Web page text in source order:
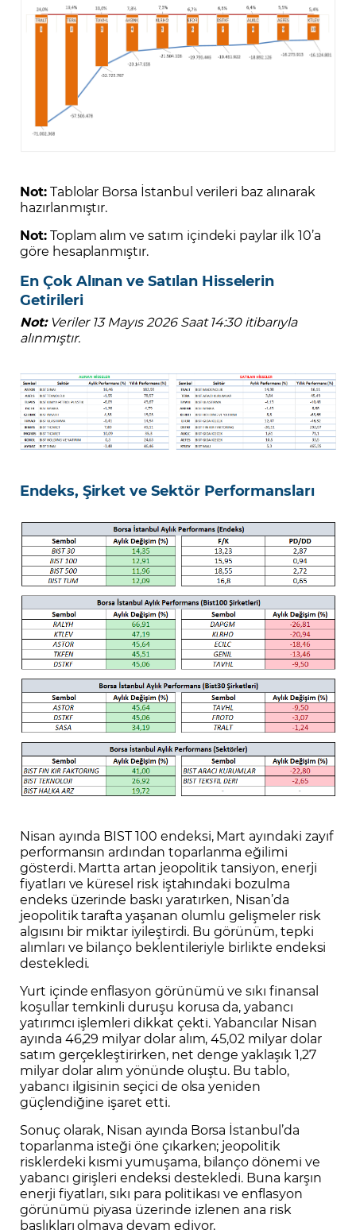
Not:Tablolar Borsa İstanbul verileri baz alınarak
hazırlanmıştır.
Not:Toplam alım ve satım içindeki paylar ilk 10’a
göre hesaplanmıştır.
En Çok Alınan ve Satılan Hisselerin
Getirileri
Not:Veriler 13 Mayıs 2026 Saat 14:30 itibarıyla
alınmıştır.
Endeks, Şirket ve Sektör Performansları
Nisan ayında BIST 100 endeksi, Mart ayındaki zayıf
performansın ardından toparlanma eğilimi
gösterdi. Martta artan jeopolitik tansiyon, enerji
fiyatları ve küresel risk iştahındaki bozulma
endeks üzerinde baskı yaratırken, Nisan’da
jeopolitik tarafta yaşanan olumlu gelişmeler risk
algısını bir miktar iyileştirdi. Bu görünüm, tepki
alımları ve bilanço beklentileriyle birlikte endeksi
destekledi.
Yurt içinde enflasyon görünümü ve sıkı finansal
koşullar temkinli duruşu korusa da, yabancı
yatırımcı işlemleri dikkat çekti. Yabancılar Nisan
ayında 46,29 milyar dolar alım, 45,02 milyar dolar
satım gerçekleştirirken, net denge yaklaşık 1,27
milyar dolar alım yönünde oluştu. Bu tablo,
yabancı ilgisinin seçici de olsa yeniden
güçlendiğine işaret etti.
Sonuç olarak, Nisan ayında Borsa İstanbul’da
toparlanma isteği öne çıkarken; jeopolitik
risklerdeki kısmi yumuşama, bilanço dönemi ve
yabancı girişleri endeksi destekledi. Buna karşın
enerji fiyatları, sıkı para politikası ve enflasyon
görünümü piyasa üzerinde izlenen ana risk
başlıkları olmaya devam ediyor.